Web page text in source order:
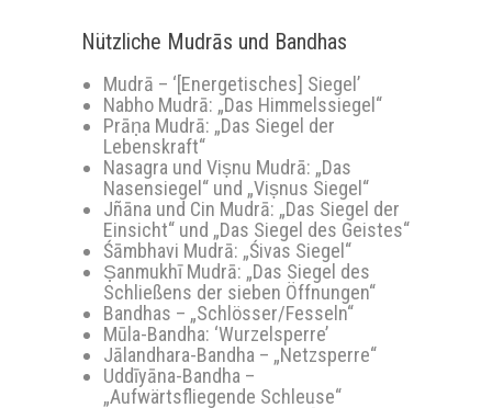
Nützliche Mudrās und Bandhas
Mudrā – ‘[Energetisches] Siegel’
Nabho Mudrā: „Das Himmelssiegel“
Prāṇa Mudrā: „Das Siegel der
Lebenskraft“
Nasagra und Viṣnu Mudrā: „Das
Nasensiegel“ und „Viṣnus Siegel“
Jñāna und Cin Mudrā: „Das Siegel der
Einsicht“ und „Das Siegel des Geistes“
Śāmbhavi Mudrā: „Śivas Siegel“
Ṣanmukhī Mudrā: „Das Siegel des
Schließens der sieben Öffnungen“
Bandhas – „Schlösser/Fesseln“
Mūla-Bandha: ‘Wurzelsperre’
Jālandhara-Bandha – „Netzsperre“
Uddīyāna-Bandha –
„Aufwärtsfliegende Schleuse“